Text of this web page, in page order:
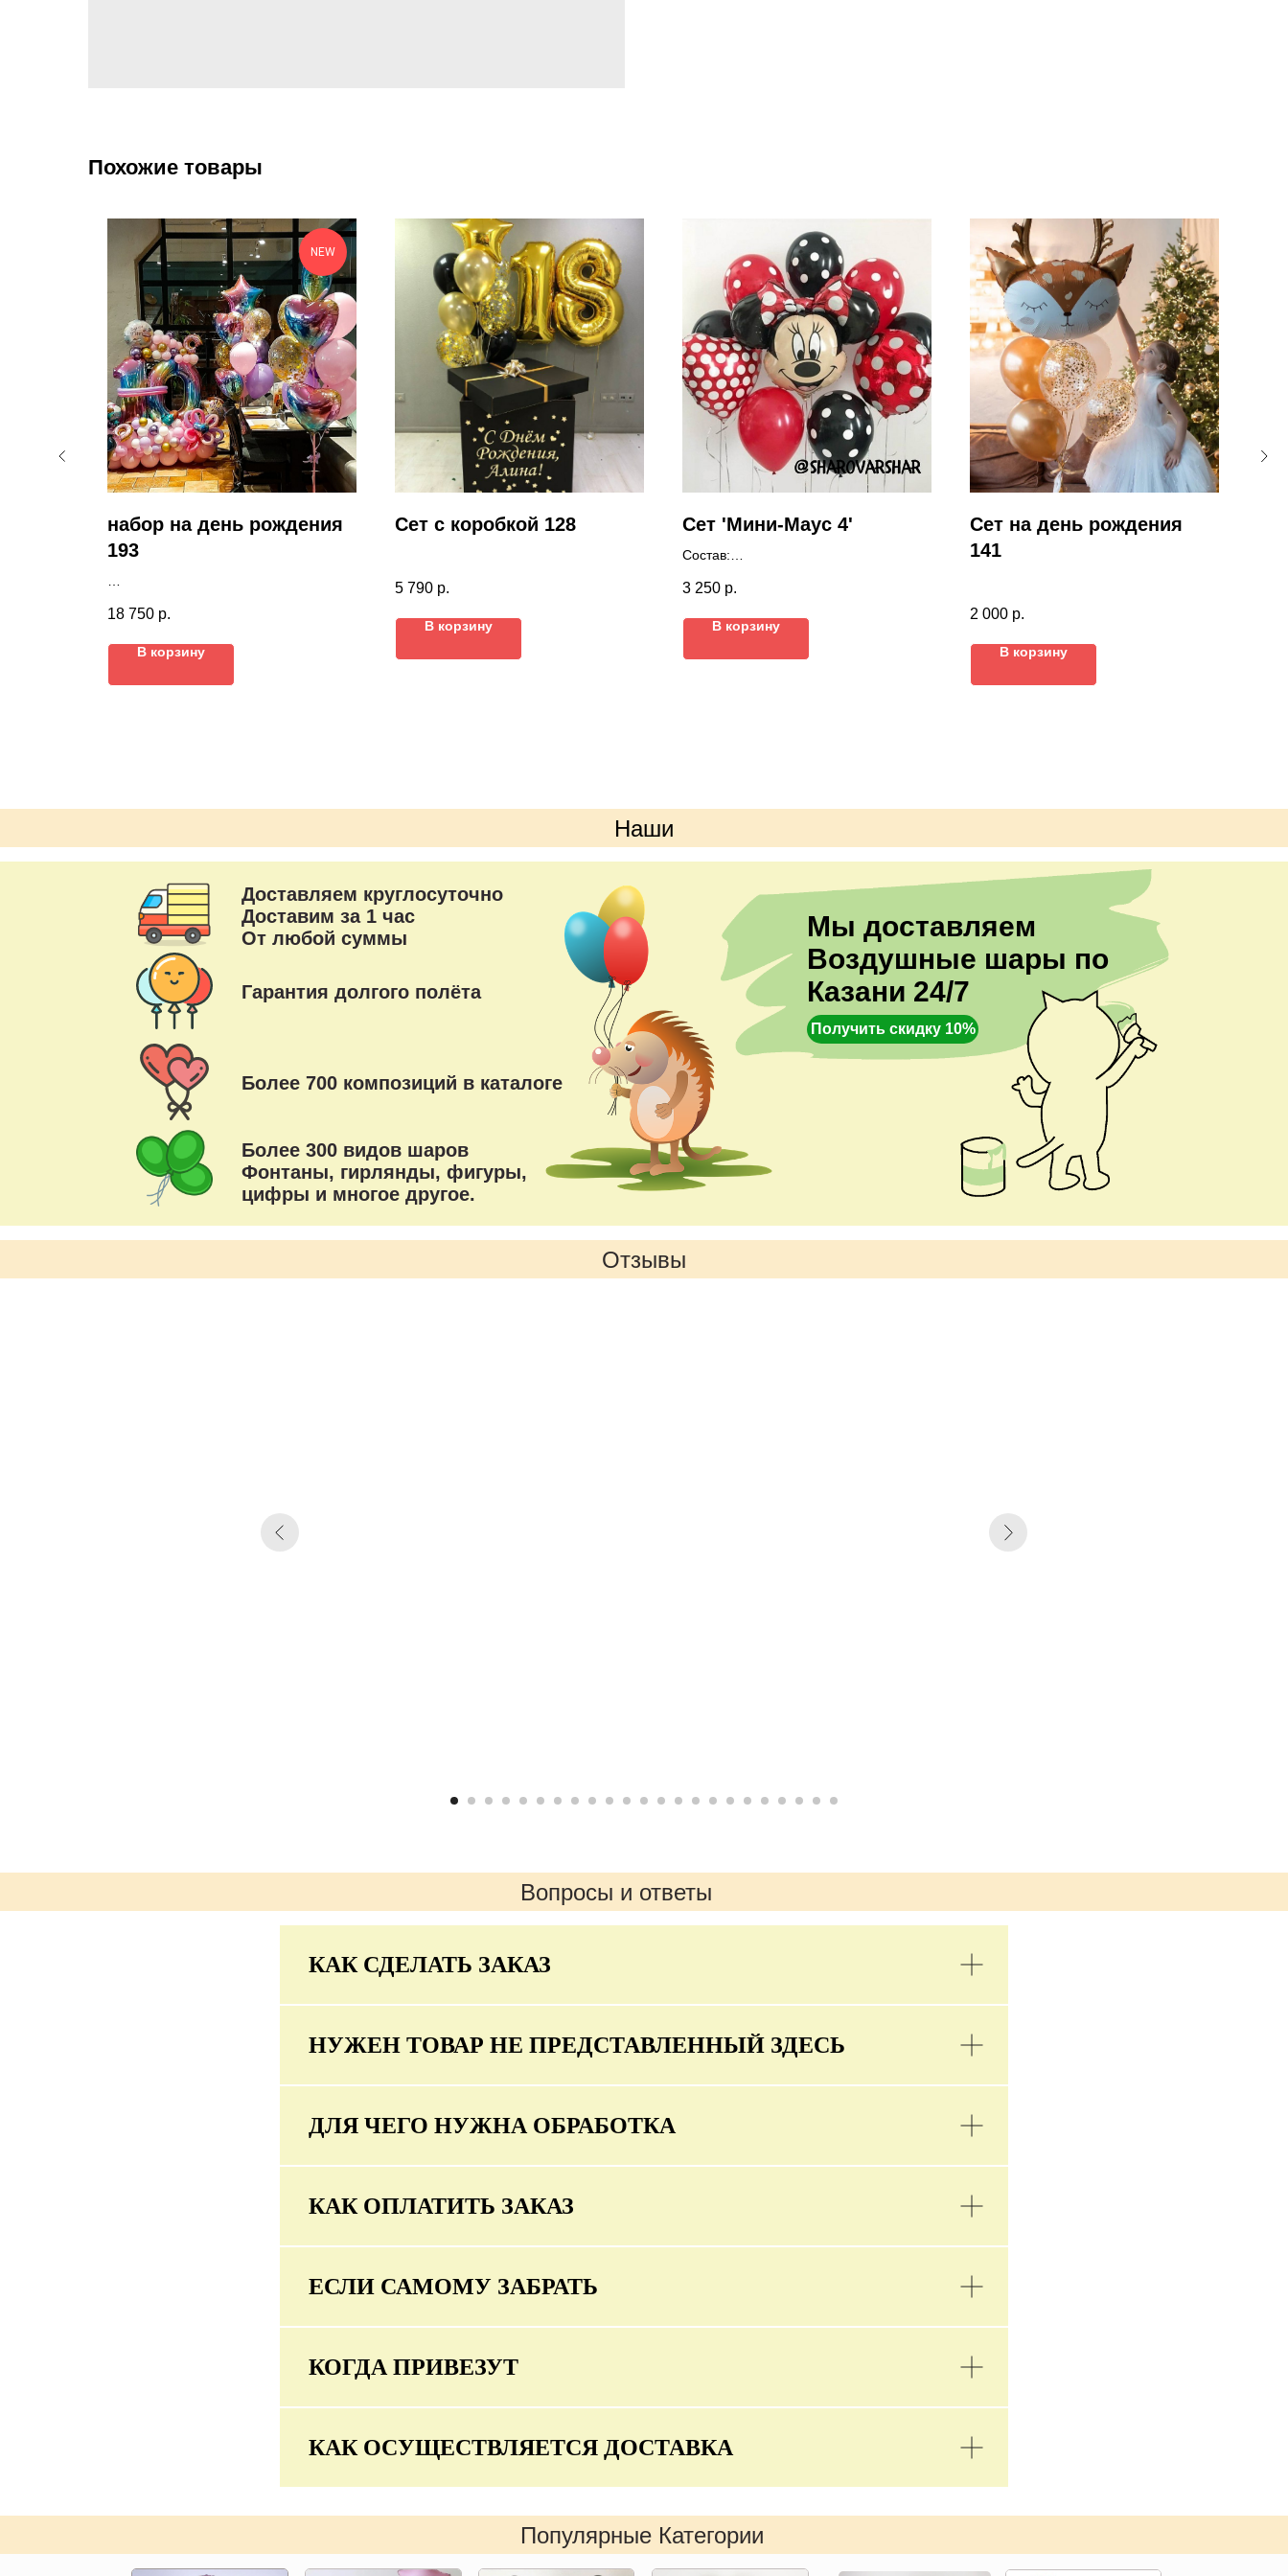
Похожие товары
NEW
набор на день рождения
193
18 750 р.
В корзину
Сет с коробкой 128
5 790 р.
В корзину
Сет 'Мини-Маус 4'
Состав:
Сердце 46 см
Круг 46 см
7 латексных шаров с кружочками
Грузики
3 250 р.
В корзину
Сет на день рождения
141
2 000 р.
В корзину
Наши
преимущества
Мы доставляем
Воздушные шары по
Казани 24/7
Получить скидку 10%
Доставляем круглосуточно
Доставим за 1 час
От любой суммы
Гарантия долгого полёта
Более 700 композиций в каталоге
Более 300 видов шаров
Фонтаны, гирлянды, фигуры,
цифры и многое другое.
Отзывы
Вопросы и ответы
КАК СДЕЛАТЬ ЗАКАЗ
НУЖЕН ТОВАР НЕ ПРЕДСТАВЛЕННЫЙ ЗДЕСЬ
ДЛЯ ЧЕГО НУЖНА ОБРАБОТКА
КАК ОПЛАТИТЬ ЗАКАЗ
ЕСЛИ САМОМУ ЗАБРАТЬ
КОГДА ПРИВЕЗУТ
КАК ОСУЩЕСТВЛЯЕТСЯ ДОСТАВКА
Популярные Категории